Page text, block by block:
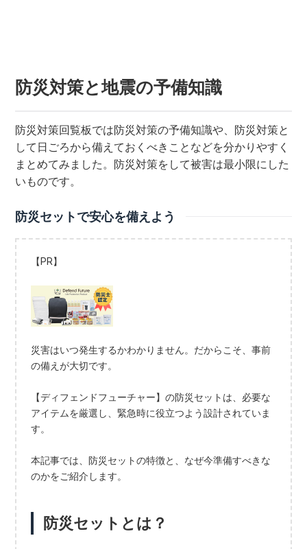
防災対策と地震の予備知識
防災対策回覧板では防災対策の予備知識や、防災対策と
して日ごろから備えておくべきことなどを分かりやすく
まとめてみました。防災対策をして被害は最小限にした
いものです。
防災セットで安心を備えよう
【PR】
災害はいつ発生するかわかりません。だからこそ、事前
の備えが大切です。
【ディフェンドフューチャー】の防災セットは、必要な
アイテムを厳選し、緊急時に役立つよう設計されていま
す。
本記事では、防災セットの特徴と、なぜ今準備すべきな
のかをご紹介します。
防災セットとは？